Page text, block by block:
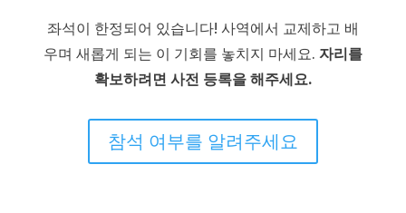
좌석이 한정되어 있습니다! 사역에서 교제하고 배
우며 새롭게 되는 이 기회를 놓치지 마세요. 자리를
확보하려면 사전 등록을 해주세요.
참석 여부를 알려주세요